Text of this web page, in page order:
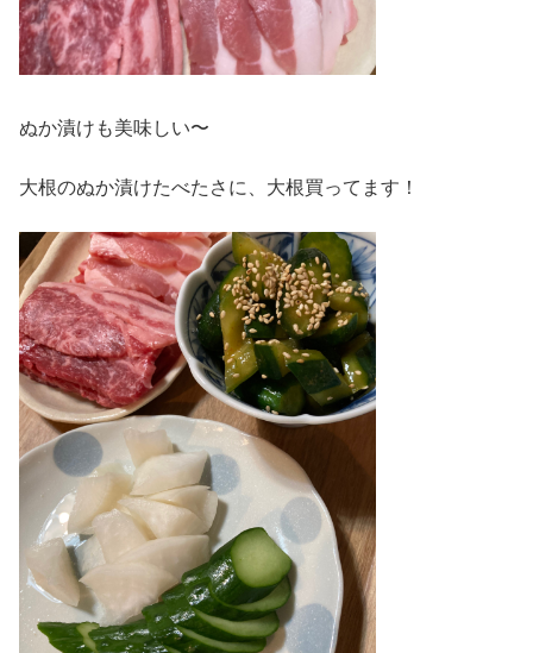
ぬか漬けも美味しい〜
大根のぬか漬けたべたさに、大根買ってます！